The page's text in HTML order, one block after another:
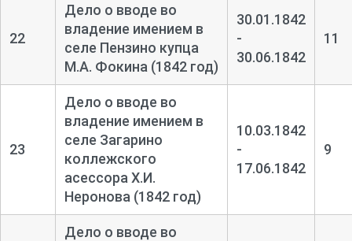
22
Дело о вводе во
владение имением в
селе Пензино купца
М.А. Фокина (1842 год)
30.01.1842
-
30.06.1842
11
23
Дело о вводе во
владение имением в
селе Загарино
коллежского
асессора Х.И.
Неронова (1842 год)
10.03.1842
-
17.06.1842
9
Дело о вводе во